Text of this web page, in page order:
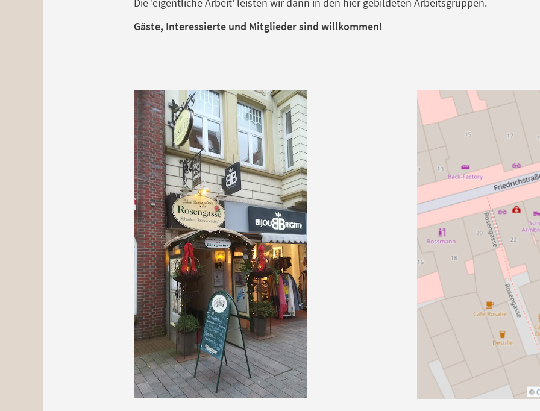
Gäste, Interessierte und Mitglieder sind willkommen!